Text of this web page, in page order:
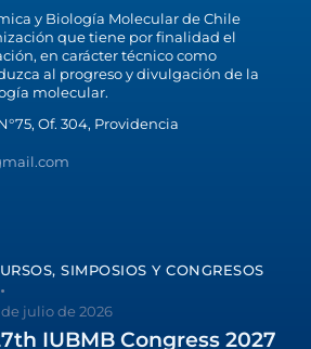
y Biología Molecular de Chile
que tiene por finalidad el
en carácter técnico como
al progreso y divulgación de la
molecular.
Of. 304, Providencia
SIMPOSIOS Y CONGRESOS
julio de 2026
IUBMB Congress 2027